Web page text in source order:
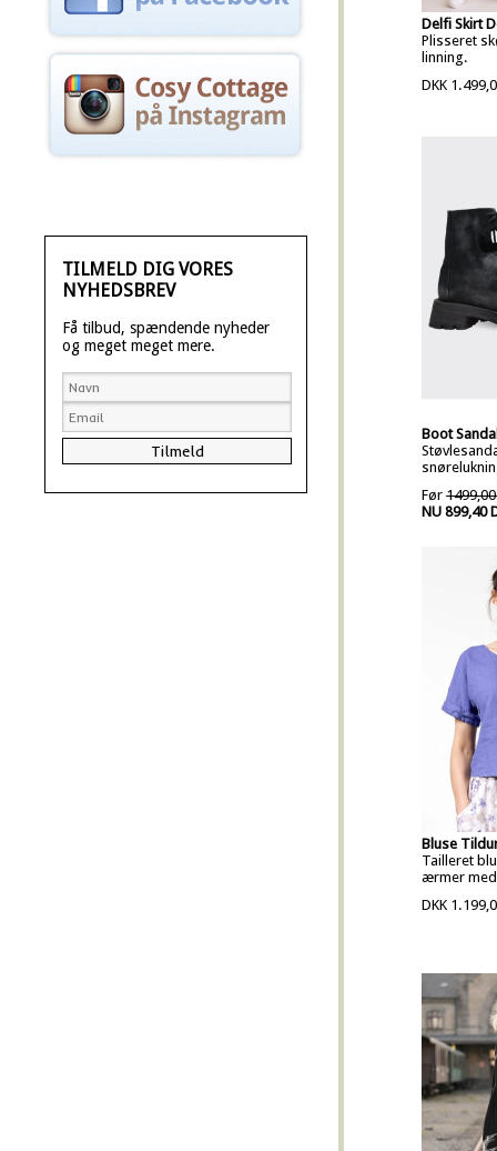
TILMELD DIG VORES
NYHEDSBREV
Få tilbud, spændende nyheder
og meget meget mere.
Delfi Skirt
Plisseret
linning.
DKK
Boot
Før 1499,00
NU 899,40
Bluse
Tailleret
ærmer
DKK